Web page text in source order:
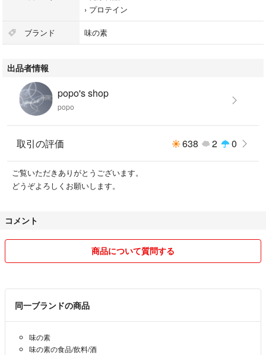
アミノ酸 BCAA EAA ホエイプロテイン シェイカー不要 計量不要 携帯性
「味の素 アミノバイタルアミノプロテインレモン１０本入」
味の素
型番：3420150200 0000
カラー：レッド
緒に直飲みでき、タイミングを逃しません。
#味の素
#食品/飲料/酒
› プロテイン
ブランド 味の素
出品者情報
popo's shop
popo
取引の評価 638 2 0
ご覧いただきありがとうございます。
どうぞよろしくお願いします。
コメント
商品について質問する
同一ブランドの商品
味の素
味の素の食品/飲料/酒